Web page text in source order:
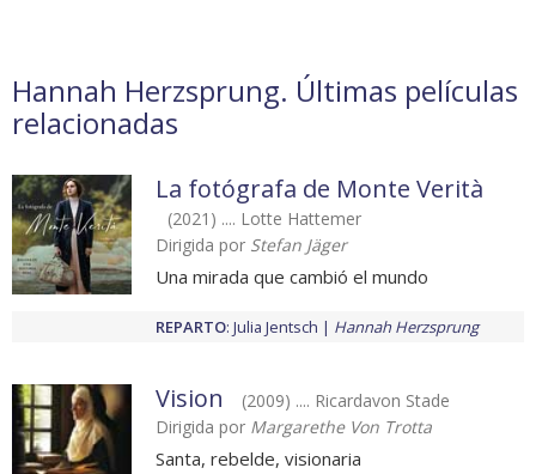
Hannah Herzsprung. Últimas películas
relacionadas
La fotógrafa de Monte Verità
(2021) .... Lotte Hattemer
Dirigida por Stefan Jäger
Una mirada que cambió el mundo
REPARTO: Julia Jentsch Hannah Herzsprung
Vision
(2009) .... Ricardavon Stade
Dirigida por Margarethe Von Trotta
Santa, rebelde, visionaria